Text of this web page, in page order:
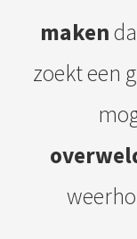
maken
zoekt een